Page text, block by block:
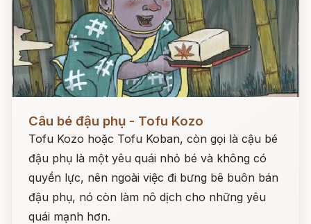
Câu bé đậu phụ - Tofu Kozo
Tofu Kozo hoặc Tofu Koban, còn gọi là cậu bé
đậu phụ là một yêu quái nhỏ bé và không có
quyền lực, nên ngoài việc đi bưng bê buôn bán
đậu phụ, nó còn làm nô dịch cho những yêu
quái mạnh hơn.